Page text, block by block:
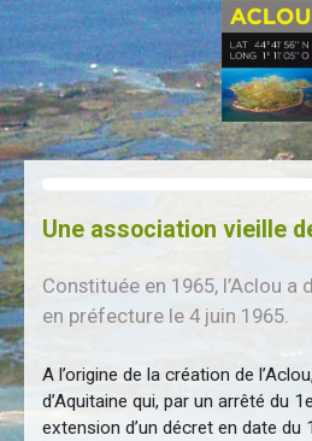
Une association vieille
Constituée en 1965, l’Aclou a
en préfecture le 4 juin 1965.
A l’origine de la création de
d’Aquitaine qui, par un arrêté du
extension d’un décret en date du